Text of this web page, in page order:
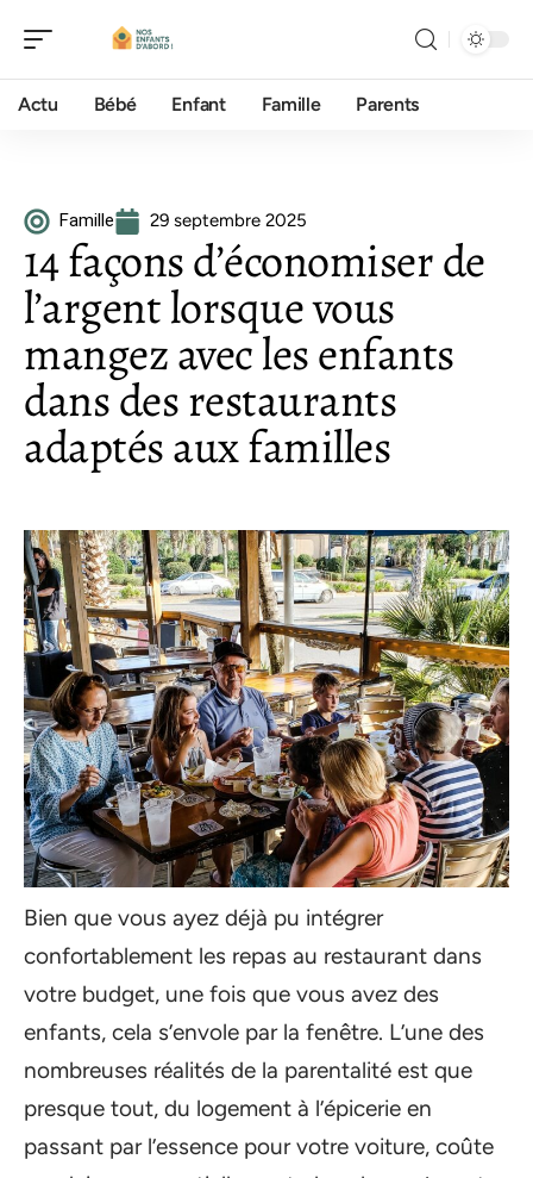
Actu Bébé Enfant Famille Parents
Famille 29 septembre 2025
14 façons d’économiser de
l’argent lorsque vous
mangez avec les enfants
dans des restaurants
adaptés aux familles
Bien que vous ayez déjà pu intégrer
confortablement les repas au restaurant dans
votre budget, une fois que vous avez des
enfants, cela s’envole par la fenêtre. L’une des
nombreuses réalités de la parentalité est que
presque tout, du logement à l’épicerie en
passant par l’essence pour votre voiture, coûte